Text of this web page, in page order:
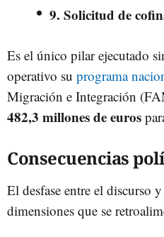
9. Solicitud de
Es el único pilar ejecutado
operativo su programa
Migración e Integración
482,3 millones de euros
Consecuencias
El desfase entre el discurso
dimensiones que se